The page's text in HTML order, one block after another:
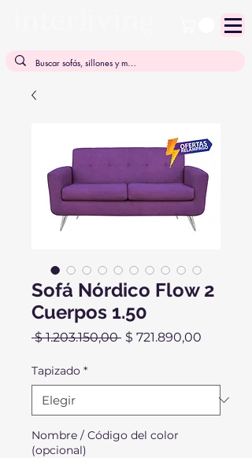
Sofá Nórdico Flow 2
Cuerpos 1.50
$ 1.203.150,00 Precio
$ 721.890,00
Tapizado *
Nombre / Código del color
(opcional)